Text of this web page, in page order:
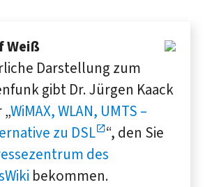
Weiß
Dar­stellung zum
gibt Dr. Jürgen Kaack
WiMAX, WLAN, UMTS –
zu DSL “, den Sie
des
bekommen.